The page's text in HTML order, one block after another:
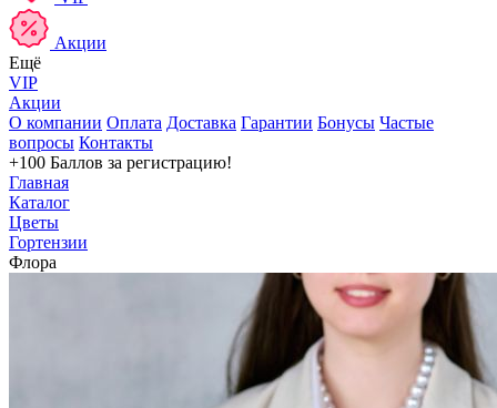
Акции
Ещё
VIP
Акции
О компании Оплата Доставка Гарантии Бонусы Частые
вопросы Контакты
+100 Баллов за регистрацию!
Главная
Каталог
Цветы
Гортензии
Флора